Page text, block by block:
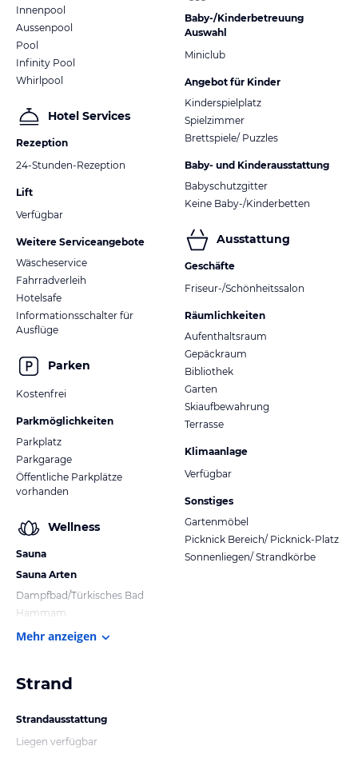
Innenpool
Aussenpool
Pool
Infinity Pool
Whirlpool
Hotel Services
Rezeption
24-Stunden-Rezeption
Lift
Verfügbar
Weitere Serviceangebote
Wäscheservice
Fahrradverleih
Hotelsafe
Informationsschalter für
Ausflüge
Parken
Kostenfrei
Parkmöglichkeiten
Parkplatz
Parkgarage
Öffentliche Parkplätze
vorhanden
Wellness
Sauna
Sauna Arten
Dampfbad/Türkisches Bad
Hammam
Baby-/Kinderbetreuung
Auswahl
Miniclub
Angebot für Kinder
Kinderspielplatz
Spielzimmer
Brettspiele/ Puzzles
Baby- und Kinderausstattung
Babyschutzgitter
Keine Baby-/Kinderbetten
Ausstattung
Geschäfte
Friseur-/Schönheitssalon
Räumlichkeiten
Aufenthaltsraum
Gepäckraum
Bibliothek
Garten
Skiaufbewahrung
Terrasse
Klimaanlage
Verfügbar
Sonstiges
Gartenmöbel
Picknick Bereich/ Picknick-Platz
Sonnenliegen/ Strandkörbe
Mehr anzeigen
Strand
Strandausstattung
Liegen verfügbar